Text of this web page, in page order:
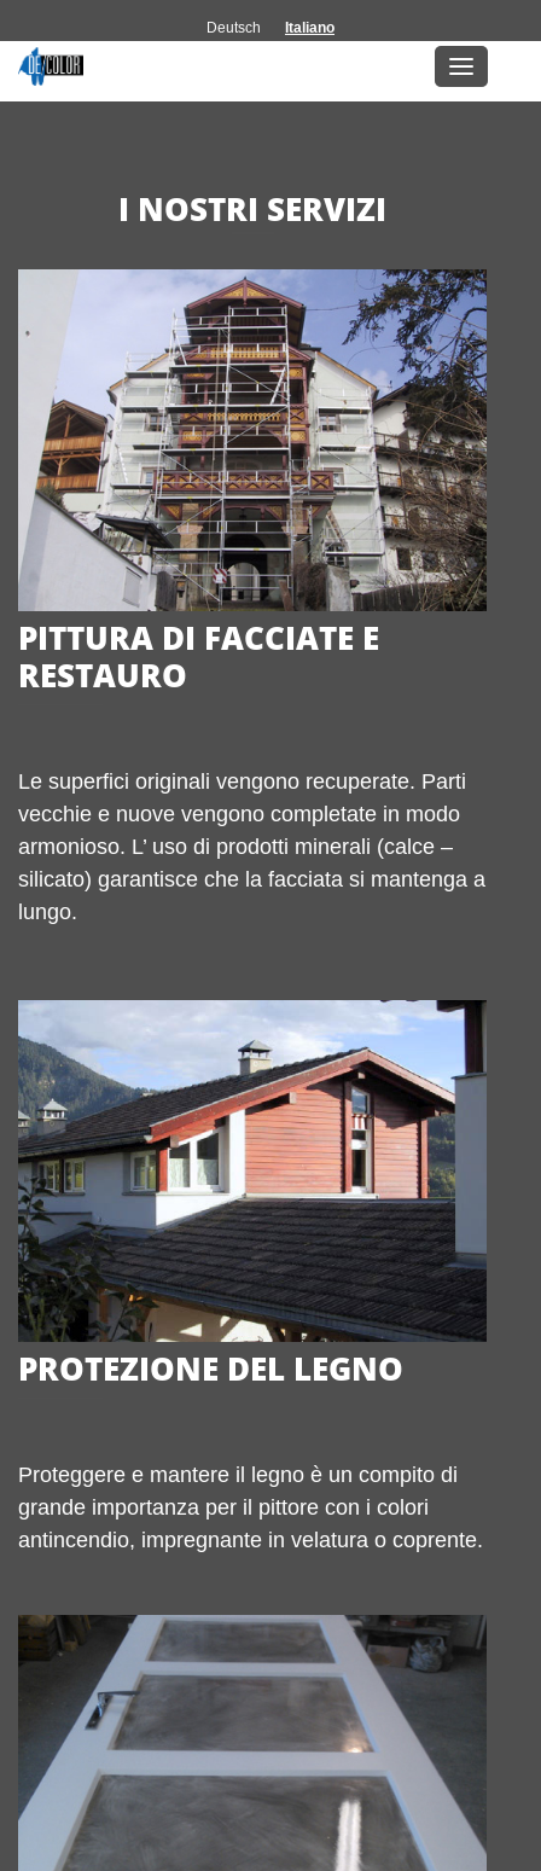
Deutsch Italiano
I NOSTRI SERVIZI
PITTURA DI FACCIATE E
RESTAURO
Le superfici originali vengono recuperate. Parti
vecchie e nuove vengono completate in modo
armonioso. L’ uso di prodotti minerali (calce –
silicato) garantisce che la facciata si mantenga a
lungo.
PROTEZIONE DEL LEGNO
Proteggere e mantere il legno è un compito di
grande importanza per il pittore con i colori
antincendio, impregnante in velatura o coprente.